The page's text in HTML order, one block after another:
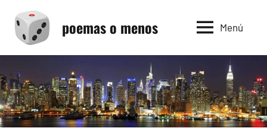
contenido
poemas o menos Menú